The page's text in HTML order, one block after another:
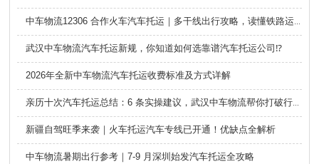
中车物流12306 合作火车汽车托运｜多干线出行攻略，读懂铁路运车的优势与避坑要点
武汉中车物流汽车托运新规，你知道如何选靠谱汽车托运公司⁉️
2026年全新中车物流汽车托运收费标准及方式详解
亲历十次汽车托运总结：6 条实操建议，武汉中车物流帮你打破行业信息差
新疆自驾旺季来袭｜火车托运汽车专线已开通！优缺点全解析
中车物流暑期出行参考｜7-9 月深圳始发汽车托运全攻略